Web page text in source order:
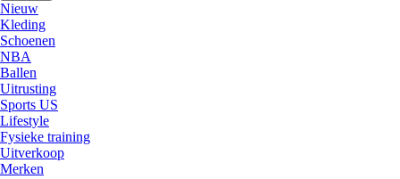
Nieuw
Kleding
Schoenen
NBA
Ballen
Uitrusting
Sports US
Lifestyle
Fysieke training
Uitverkoop
Merken